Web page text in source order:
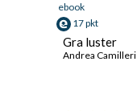
ebook
17 pkt
Gra luster
Andrea Camilleri